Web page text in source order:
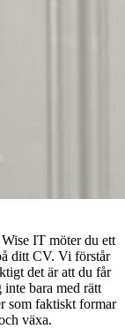
IT möter du ett
ditt CV. Vi förstår
det är att du får
bara med rätt
som faktiskt formar
växa.